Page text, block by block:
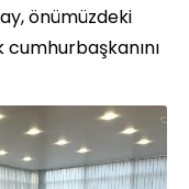
önümüzdeki